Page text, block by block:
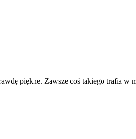
piękne. Zawsze coś takiego trafia w